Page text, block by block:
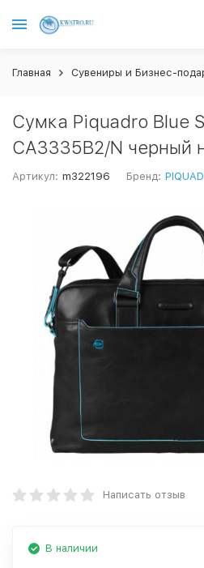
Главная Сувениры и Бизнес-
Сумка Piquadro Blue
CA3335B2/N черный
Артикул: m322196 Бренд:
Написать отзыв
В наличии